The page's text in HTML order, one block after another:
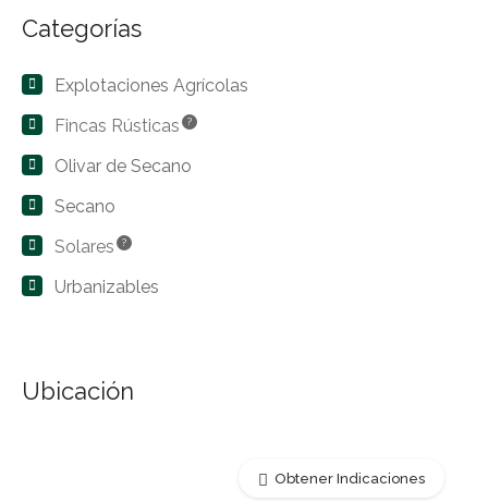
Categorías
Explotaciones Agrícolas
Fincas Rústicas
?
Olivar de Secano
Secano
Solares
?
Urbanizables
Ubicación
Obtener Indicaciones